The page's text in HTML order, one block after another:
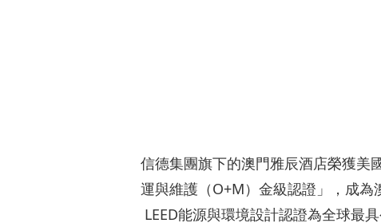
信德集團旗下的澳門雅辰酒店榮獲美
運與維護（O+M）金級認證」，成為
LEED能源與環境設計認證為全球最